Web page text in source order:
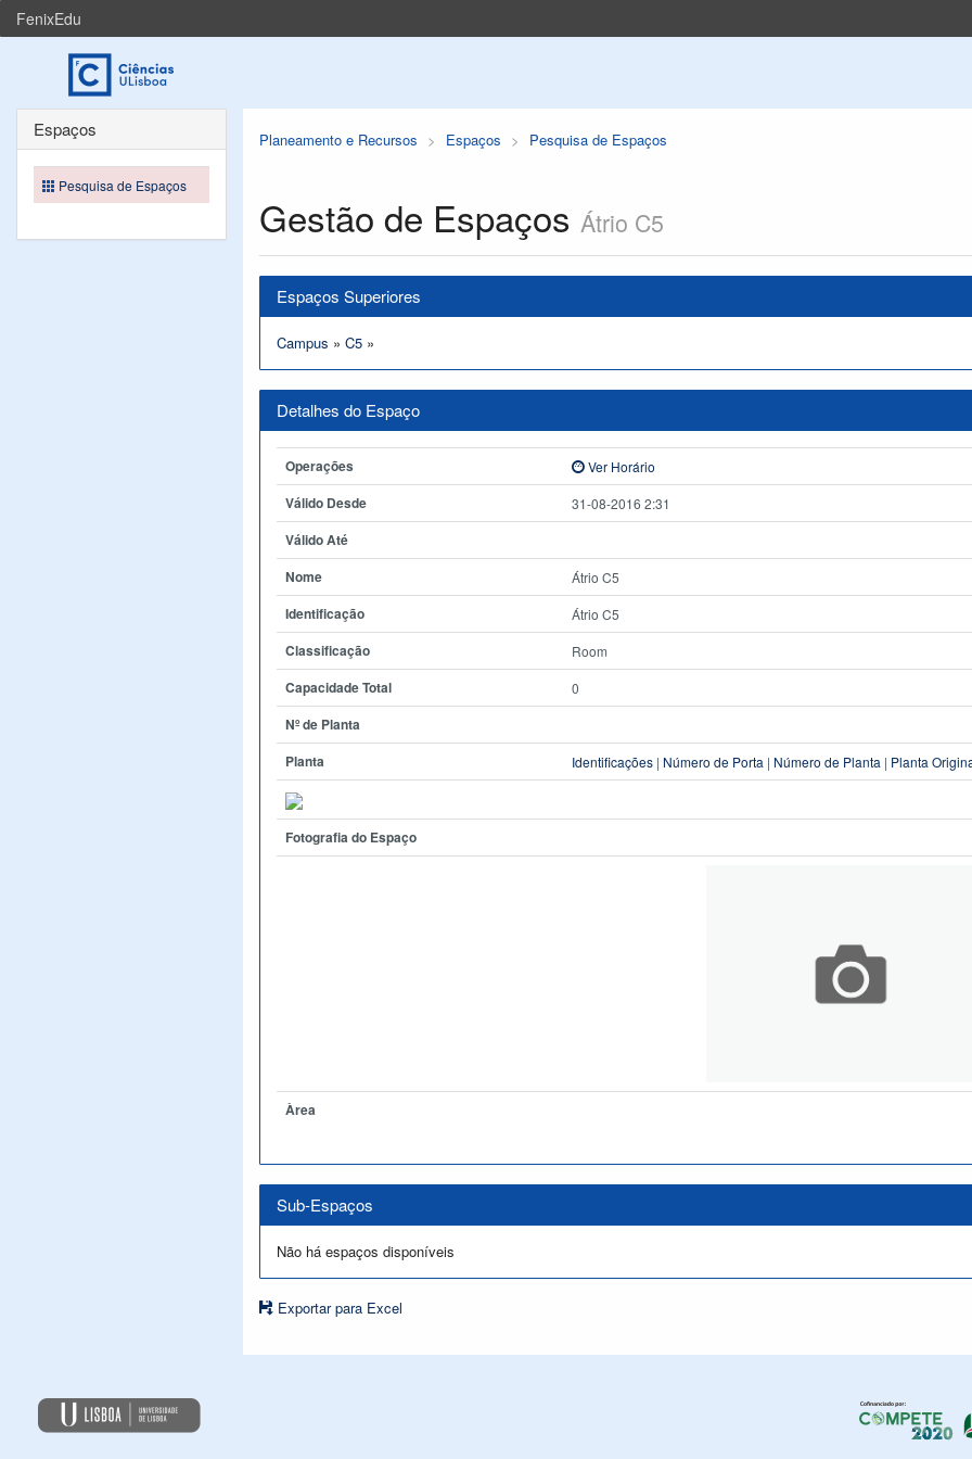
FenixEdu
Planeamento e Recursos Espaços Pesquisa de Espaços
Gestão de Espaços Átrio C5
Espaços Superiores
Campus » C5 »
Detalhes do Espaço
Operações Ver Horário
Válido Desde 31-08-2016 2:31
Válido Até
Nome
Átrio C5
Identificação Átrio C5
Classificação Room
Capacidade Total 0
Nº de Planta
Planta
Identificações | Número de Porta | Número de Planta | Planta
Fotografia do Espaço
Àrea
Sub-Espaços
Não há espaços disponíveis
Exportar para Excel
Espaços
Pesquisa de Espaços